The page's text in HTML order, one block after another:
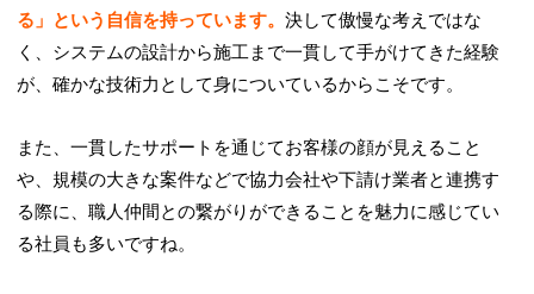
る」という自信を持っています。決して傲慢な考えではな
く、システムの設計から施工まで一貫して手がけてきた経験
が、確かな技術力として身についているからこそです。
また、一貫したサポートを通じてお客様の顔が見えること
や、規模の大きな案件などで協力会社や下請け業者と連携す
る際に、職人仲間との繋がりができることを魅力に感じてい
る社員も多いですね。